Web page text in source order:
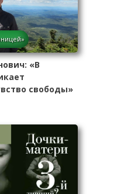
«В
свободы»